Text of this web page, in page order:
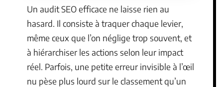
Un audit SEO efficace ne laisse rien au
hasard. Il consiste à traquer chaque levier,
même ceux que l’on néglige trop souvent, et
à hiérarchiser les actions selon leur impact
réel. Parfois, une petite erreur invisible à l’œil
nu pèse plus lourd sur le classement qu’un